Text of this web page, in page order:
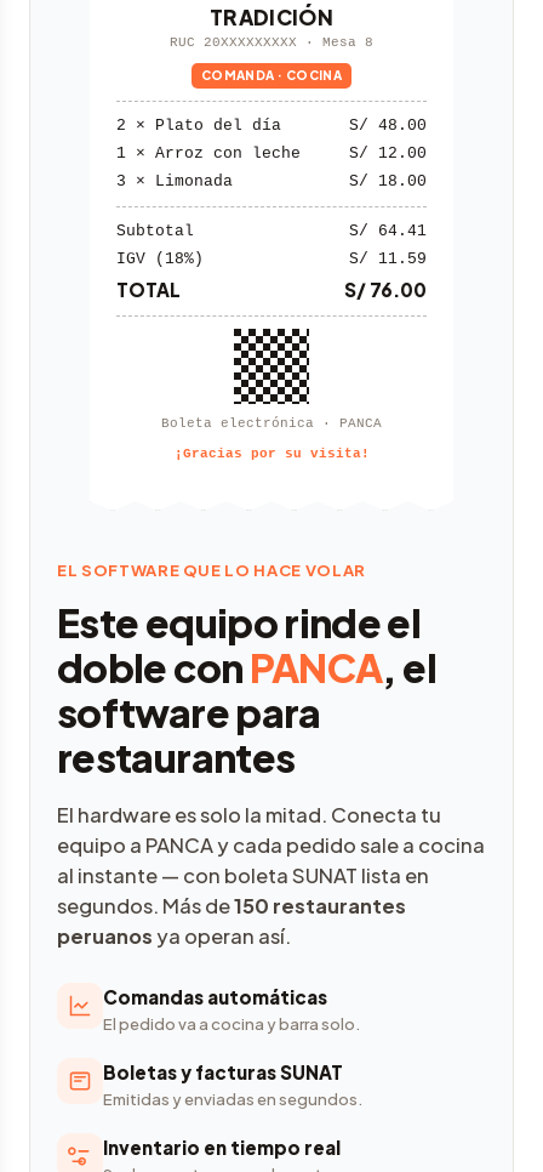
EL SOFTWARE QUE LO HACE VOLAR
Este equipo rinde el
doble con PANCA, el
software para
restaurantes
El hardware es solo la mitad. Conecta tu
equipo a PANCA y cada pedido sale a cocina
al instante — con boleta SUNAT lista en
segundos. Más de150 restaurantes
peruanosya operan así.
Comandas automáticas
El pedido va a cocina y barra solo.
Boletas y facturas SUNAT
Emitidas y enviadas en segundos.
Inventario en tiempo real
TRADICIÓN
RUC 20XXXXXXXXX · Mesa 8
COMANDA · COCINA
2 × Plato del día
S/ 48.00
1 × Arroz con leche
S/ 12.00
3 × Limonada
S/ 18.00
Subtotal
S/ 64.41
IGV (18%)
S/ 11.59
TOTAL S/ 76.00
Boleta electrónica · PANCA
¡Gracias por su visita!